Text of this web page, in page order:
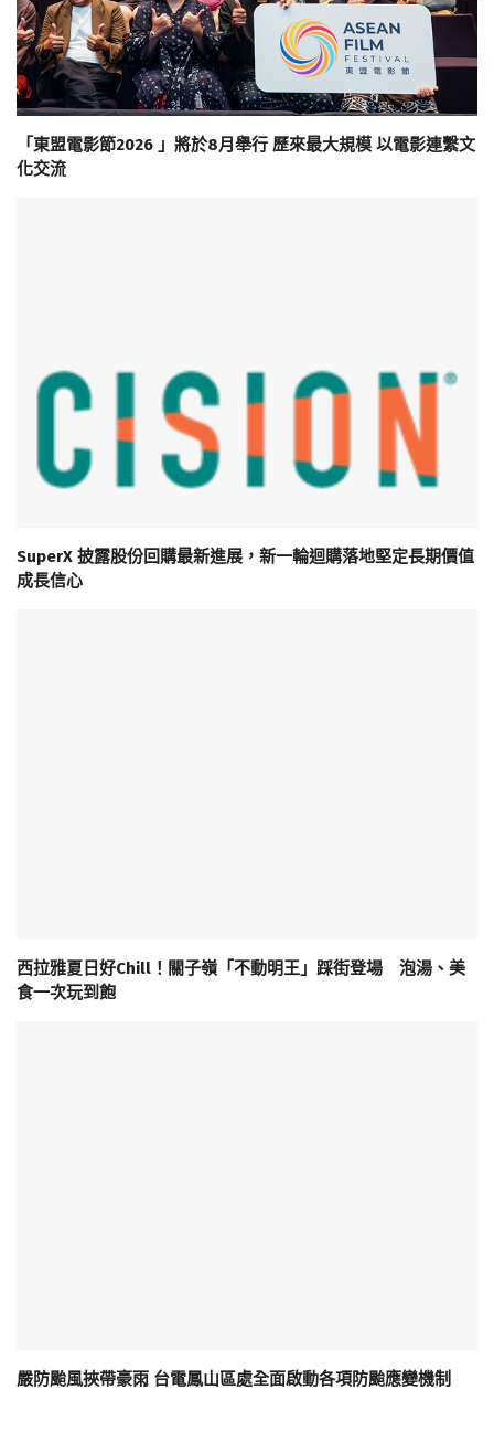
「東盟電影節2026 」將於8月舉行 歷來最大規模 以電影連繫文
化交流
SuperX 披露股份回購最新進展，新一輪迴購落地堅定長期價值
成長信心
西拉雅夏日好Chill！關子嶺「不動明王」踩街登場 泡湯、美
食一次玩到飽
嚴防颱風挾帶豪雨 台電鳳山區處全面啟動各項防颱應變機制